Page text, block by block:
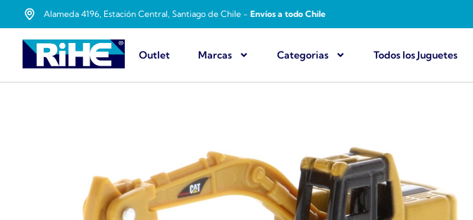
Alameda 4196, Estación Central, Santiago de Chile - Envíos a todo Chile
Outlet Marcas Categorias Todos los Juguetes